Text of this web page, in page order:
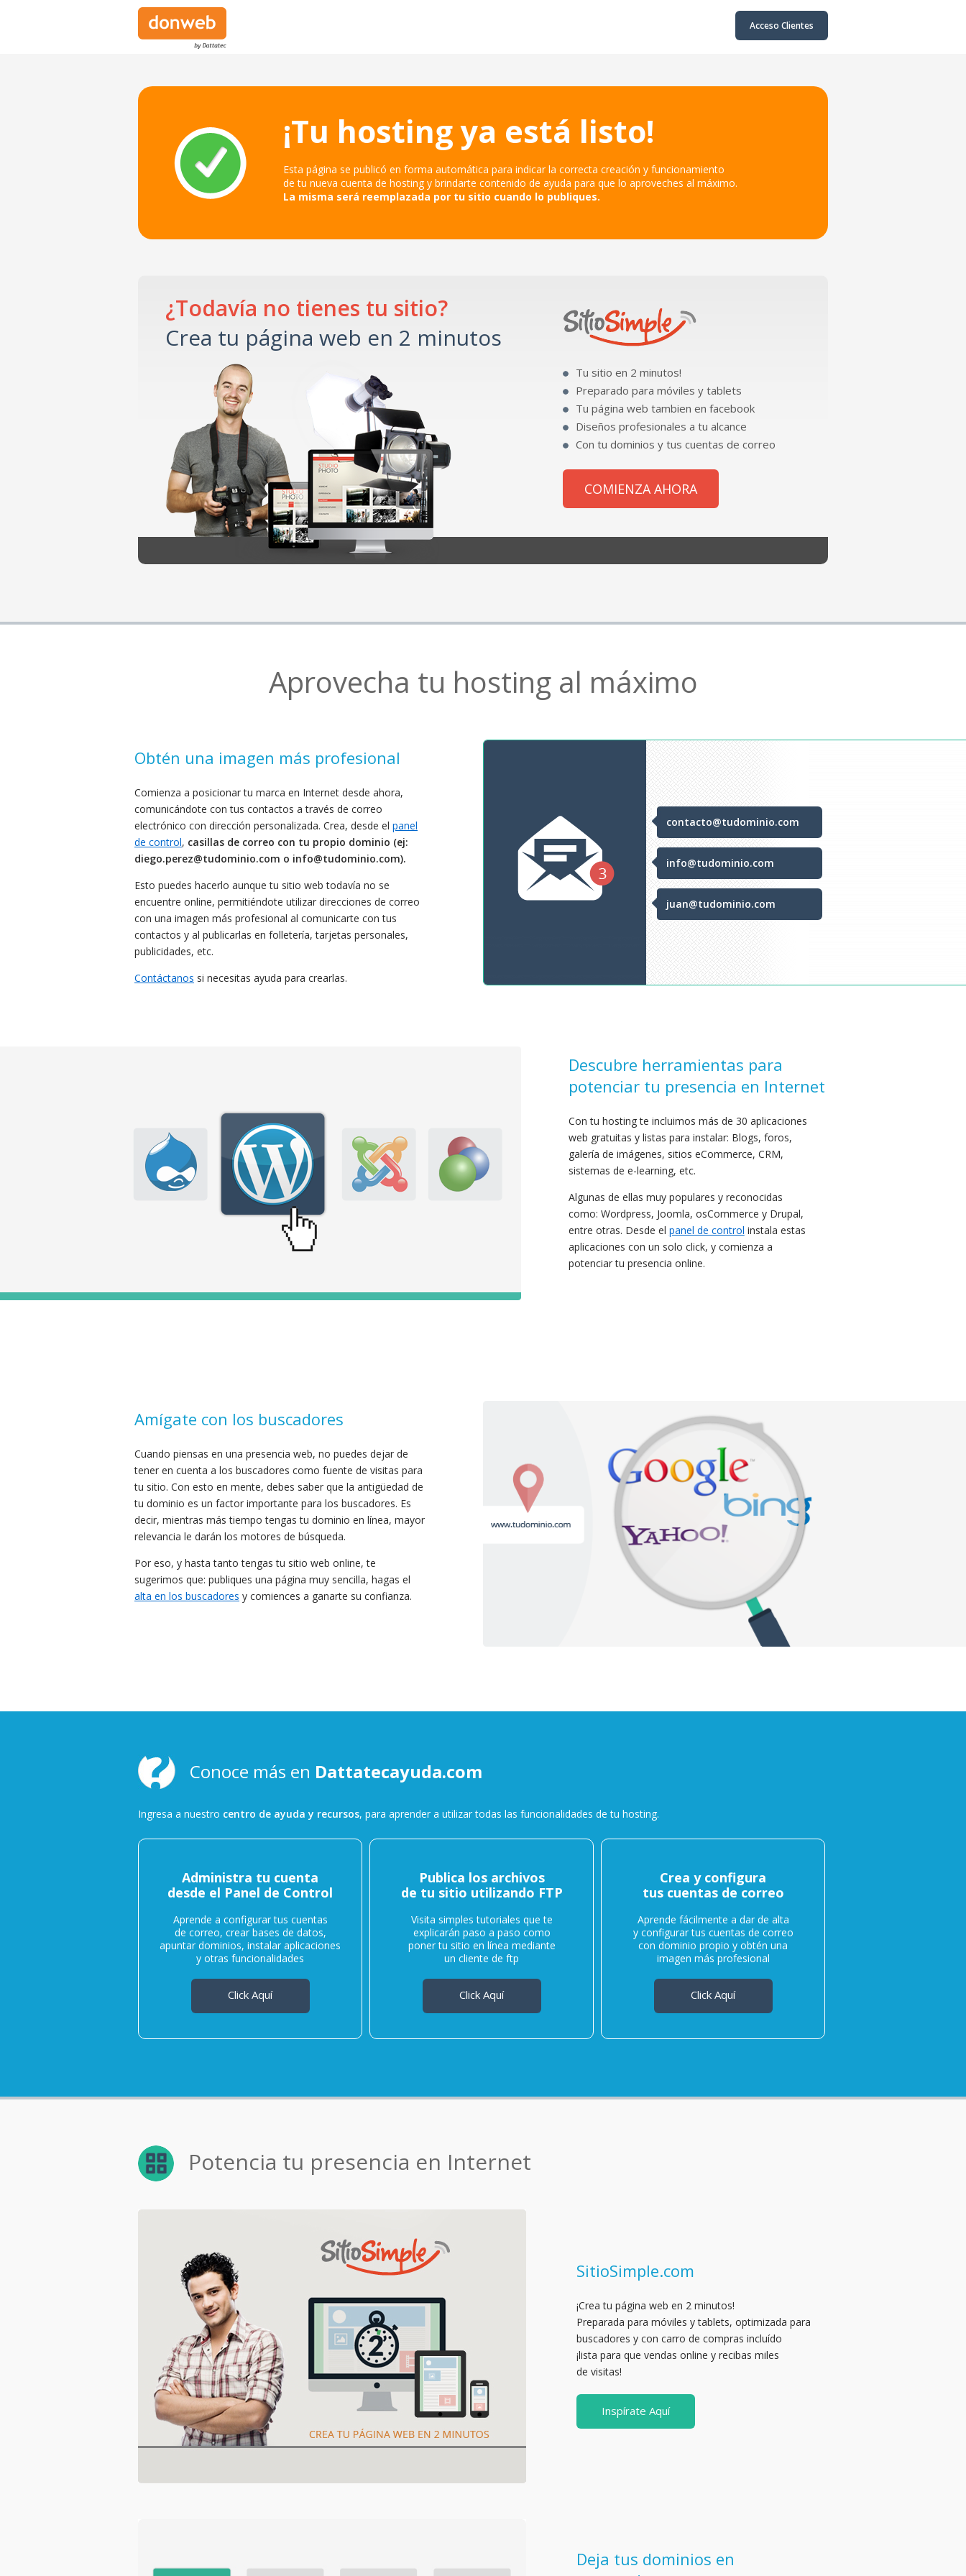
Acceso Clientes
¡Tu hosting ya está listo!
Esta página se publicó en forma automática para indicar la correcta creación y funcionamiento
de tu nueva cuenta de hosting y brindarte contenido de ayuda para que lo aproveches al máximo.
La misma será reemplazada por tu sitio cuando lo publiques.
¿Todavía no tienes tu sitio?
Crea tu página web en 2 minutos
Tu sitio en 2 minutos!
Preparado para móviles y tablets
Tu página web tambien en facebook
Diseños profesionales a tu alcance
Con tu dominios y tus cuentas de correo
COMIENZA AHORA
Aprovecha tu hosting al máximo
Obtén una imagen más profesional
Comienza a posicionar tu marca en Internet desde ahora,
comunicándote con tus contactos a través de correo
electrónico con dirección personalizada. Crea, desde el panel
de control, casillas de correo con tu propio dominio (ej:
diego.perez@tudominio.com o info@tudominio.com).
Esto puedes hacerlo aunque tu sitio web todavía no se
encuentre online, permitiéndote utilizar direcciones de correo
con una imagen más profesional al comunicarte con tus
contactos y al publicarlas en folletería, tarjetas personales,
publicidades, etc.
Contáctanos si necesitas ayuda para crearlas.
contacto@tudominio.com
info@tudominio.com
juan@tudominio.com
Descubre herramientas para
potenciar tu presencia en Internet
Con tu hosting te incluimos más de 30 aplicaciones
web gratuitas y listas para instalar: Blogs, foros,
galería de imágenes, sitios eCommerce, CRM,
sistemas de e-learning, etc.
Algunas de ellas muy populares y reconocidas
como: Wordpress, Joomla, osCommerce y Drupal,
entre otras. Desde el panel de control instala estas
aplicaciones con un solo click, y comienza a
potenciar tu presencia online.
Amígate con los buscadores
Cuando piensas en una presencia web, no puedes dejar de
tener en cuenta a los buscadores como fuente de visitas para
tu sitio. Con esto en mente, debes saber que la antigüedad de
tu dominio es un factor importante para los buscadores. Es
decir, mientras más tiempo tengas tu dominio en línea, mayor
relevancia le darán los motores de búsqueda.
Por eso, y hasta tanto tengas tu sitio web online, te
sugerimos que: publiques una página muy sencilla, hagas el
alta en los buscadores y comiences a ganarte su confianza.
Conoce más en Dattatecayuda.com
Ingresa a nuestro centro de ayuda y recursos, para aprender a utilizar todas las funcionalidades de tu hosting.
Administra tu cuenta
desde el Panel de Control
Aprende a configurar tus cuentas
de correo, crear bases de datos,
apuntar dominios, instalar aplicaciones
y otras funcionalidades
Click Aquí
Publica los archivos
de tu sitio utilizando FTP
Visita simples tutoriales que te
explicarán paso a paso como
poner tu sitio en línea mediante
un cliente de ftp
Click Aquí
Crea y configura
tus cuentas de correo
Aprende fácilmente a dar de alta
y configurar tus cuentas de correo
con dominio propio y obtén una
imagen más profesional
Click Aquí
Potencia tu presencia en Internet
SitioSimple.com
¡Crea tu página web en 2 minutos!
Preparada para móviles y tablets, optimizada para
buscadores y con carro de compras incluído
¡lista para que vendas online y recibas miles
de visitas!
Inspírate Aquí
Deja tus dominios en